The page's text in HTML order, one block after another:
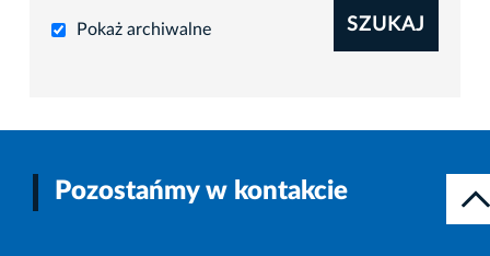
Pokaż archiwalne SZUKAJ
Pozostańmy w kontakcie